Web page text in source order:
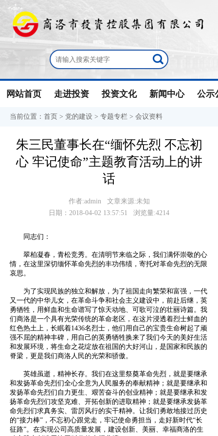
网站首页 走进投资 投资文化 新闻中心 公示
当前位置： 首页 > 党的建设 > 专题专栏 > 会议资料
朱三民董事长在“缅怀先烈 不忘初
心 牢记使命”主题教育活动上的讲
话
作者:admin 文章来源:未知
日期：2018-04-02 13:57:51 浏览量:4214
同志们：
翠柏凝春，青松竞秀。在清明节来临之际，我们满怀崇敬的心
情，在这里深切缅怀革命先烈的丰功伟绩，寄托对革命先烈的无限
哀思。
为了实现民族的独立和解放，为了祖国走向繁荣和富强，一代
又一代的中华儿女，在革命斗争和社会主义建设中，前赴后继，英
勇牺牲，用鲜血和生命谱写了惊天动地、可歌可泣的壮丽诗篇。我
们商洛是一个具有光荣传统的革命老区，在这片浸透着烈士鲜血的
红色热土上，长眠着1436名烈士，他们用自己的宝贵生命树起了顽
强不屈的精神丰碑，用自己的英勇牺牲换来了我们今天的美好生活
和发展环境，将生命之花绽放在祖国的大好河山，是国家和民族的
脊梁，更是我们商洛人民的光荣和骄傲。
英雄虽逝，精神长存。我们在这里祭奠革命先烈，就是要继承
和发扬革命先烈们全心全意为人民服务的奉献精神；就是要继承和
发扬革命先烈们自力更生、艰苦奋斗的创业精神；就是要继承和发
扬革命先烈们攻坚克难、开拓创新的进取精神；就是要继承发扬革
命先烈们求真务实、雷厉风行的实干精神。让我们勇敢地接过历史
的“接力棒”，不忘初心跟党走，牢记使命勇担当，走好新时代“长
征路”。在实现公司高质量发展，建设创新、美丽、幸福商洛的生